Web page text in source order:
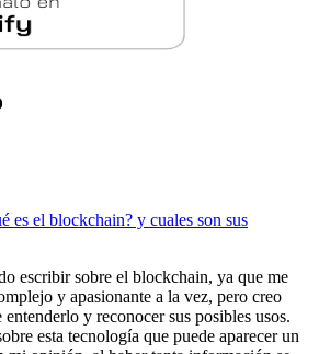
es el blockchain? y cuales son sus
escribir sobre el blockchain, ya que me
y apasionante a la vez, pero creo
entenderlo y reconocer sus posibles usos.
esta tecnología que puede aparecer un